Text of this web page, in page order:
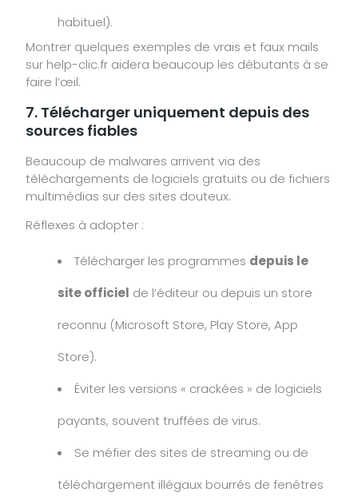
habituel).
Montrer quelques exemples de vrais et faux mails
sur help-clic.fr aidera beaucoup les débutants à se
faire l’œil.
7. Télécharger uniquement depuis des
sources fiables
Beaucoup de malwares arrivent via des
téléchargements de logiciels gratuits ou de fichiers
multimédias sur des sites douteux.
Réflexes à adopter :
Télécharger les programmes depuis le
site officiel de l’éditeur ou depuis un store
reconnu (Microsoft Store, Play Store, App
Store).
Éviter les versions « crackées » de logiciels
payants, souvent truffées de virus.
Se méfier des sites de streaming ou de
téléchargement illégaux bourrés de fenêtres